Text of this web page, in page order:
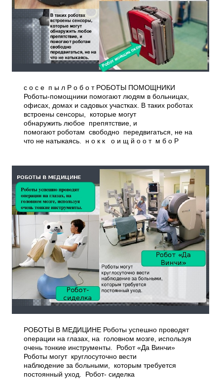
с о с е ­ п ы л Р о б о т РОБОТЫ ПОМОЩНИКИ
Роботы-помощники помогают людям в больницах,
офисах, домах и садовых участках. В таких роботах
встроены сенсоры, которые могут
обнаружить любое препятствие, и
помогают роботам свободно передвигаться, не на
что не натыкаясь. н о к к о и щ й о о т м б о Р
РОБОТЫ В МЕДИЦИНЕ Роботы успешно проводят
операции на глазах, на головном мозге, используя
очень тонкие инструменты. Робот «Да Винчи»
Роботы могут круглосуточно вести
наблюдение за больными, которым требуется
постоянный уход. Робот- сиделка